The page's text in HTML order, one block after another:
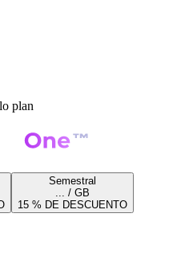
plan
Semestral
... / GB
15 % DE DESCUENTO